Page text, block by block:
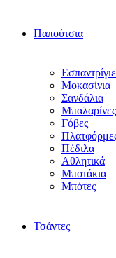
Παπούτσια
Μοκασίνια
Σανδάλια
Μπαλαρίνες
Γόβες
Πέδιλα
Αθλητικά
Μποτάκια
Μπότες
Τσάντες